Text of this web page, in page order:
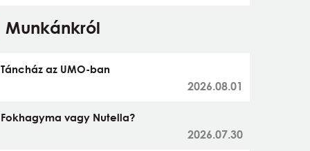
Munkánkról
Táncház az UMO-ban
2026.08.01
Fokhagyma vagy Nutella?
2026.07.30